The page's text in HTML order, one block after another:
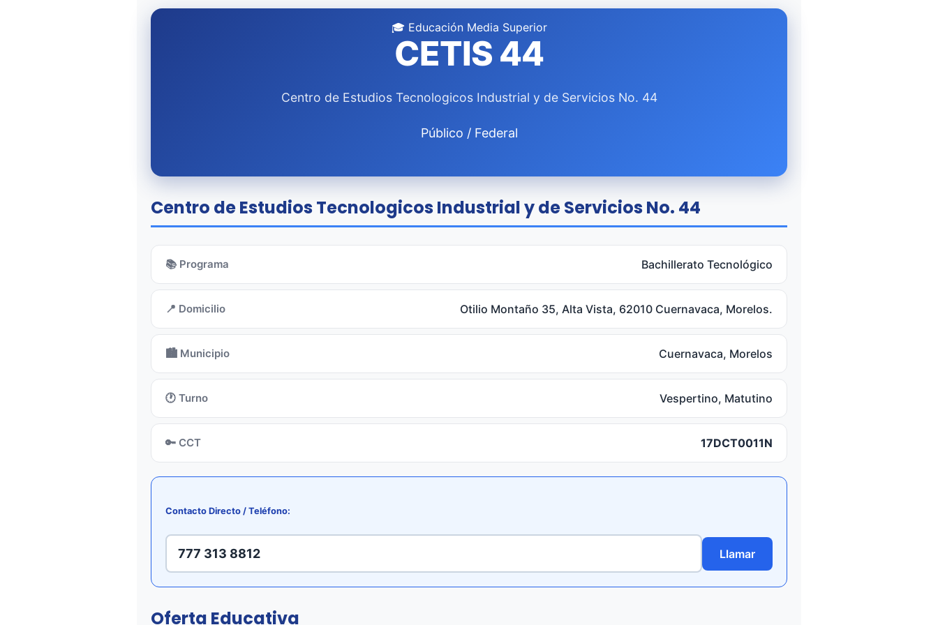
🎓 Educación Media Superior
CETIS 44
Centro de Estudios Tecnologicos Industrial y de Servicios No. 44
Público / Federal
Centro de Estudios Tecnologicos Industrial y de Servicios No. 44
📚 Programa Bachillerato Tecnológico
📍 Domicilio Otilio Montaño 35, Alta Vista, 62010 Cuernavaca, Morelos.
🏙️ Municipio Cuernavaca, Morelos
🕐 Turno Vespertino, Matutino
🔑 CCT 17DCT0011N
Contacto Directo / Teléfono:
777 313 8812 Llamar
Oferta Educativa